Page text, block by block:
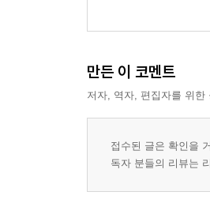
만든 이 코멘트
저자, 역자, 편집자를 위
접수된 글은 확인을
독자 분들의 리뷰는